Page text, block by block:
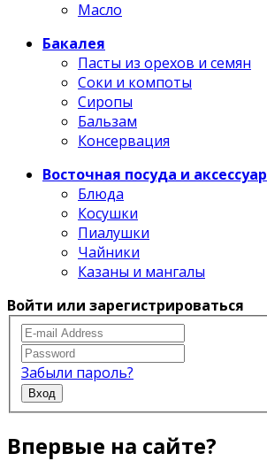
Масло
Бакалея
Пасты из орехов и семян
Соки и компоты
Сиропы
Бальзам
Консервация
Восточная посуда и
Блюда
Косушки
Пиалушки
Чайники
Казаны и мангалы
Войти или зарегистрироваться
Забыли пароль?
Вход
Впервые на сайте?